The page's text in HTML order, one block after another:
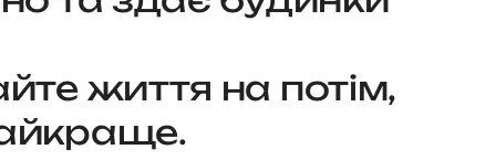
життя на потім,